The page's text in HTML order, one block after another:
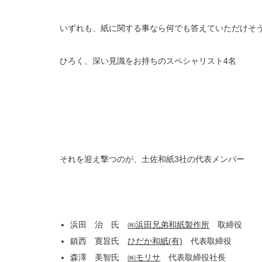
いずれも、紙に関する事なら何でも答えていただけそ
ひろく、深い見識をお持ちのスペシャリスト4名
それを迎え撃つのが、土佐和紙3社の代表メンバー
浜田 治 氏㈱浜田兄弟和紙製作所 取締役
鎮西 寛旨氏ひだか和紙(有) 代表取締役
森澤 美智氏㈱モリサ 代表取締役社長